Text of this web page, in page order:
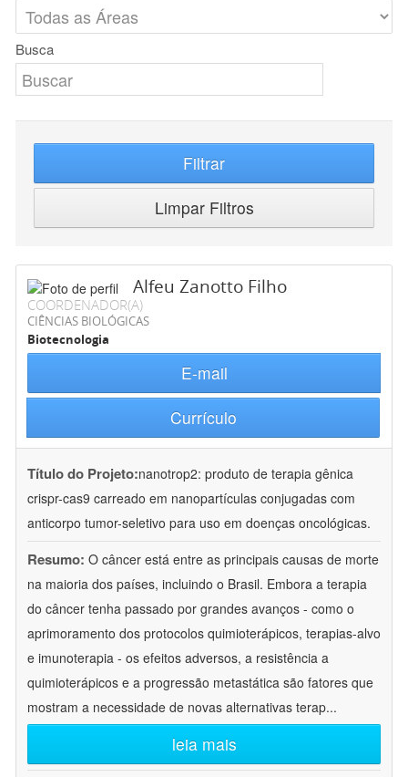
Busca
Filtrar
Limpar Filtros
Alfeu Zanotto Filho
COORDENADOR(A)
CIÊNCIAS BIOLÓGICAS
Biotecnologia
E-mail
Currículo
Título do Projeto:nanotrop2: produto de terapia gênica
crispr-cas9 carreado em nanopartículas conjugadas com
anticorpo tumor-seletivo para uso em doenças oncológicas.
Resumo: O câncer está entre as principais causas de morte
na maioria dos países, incluindo o Brasil. Embora a terapia
do câncer tenha passado por grandes avanços - como o
aprimoramento dos protocolos quimioterápicos, terapias-alvo
e imunoterapia - os efeitos adversos, a resistência a
quimioterápicos e a progressão metastática são fatores que
mostram a necessidade de novas alternativas terap...
leia mais